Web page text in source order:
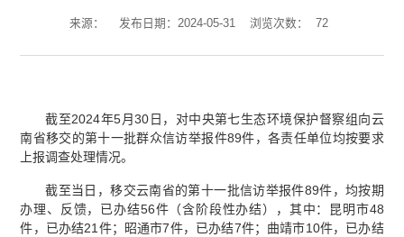
来源： 发布日期：2024-05-31 浏览次数： 72
截至2024年5月30日，对中央第七生态环境保护督察组向云
南省移交的第十一批群众信访举报件89件，各责任单位均按要求
上报调查处理情况。
截至当日，移交云南省的第十一批信访举报件89件，均按期
办理、反馈，已办结56件（含阶段性办结），其中：昆明市48
件，已办结21件；昭通市7件，已办结7件；曲靖市10件，已办结